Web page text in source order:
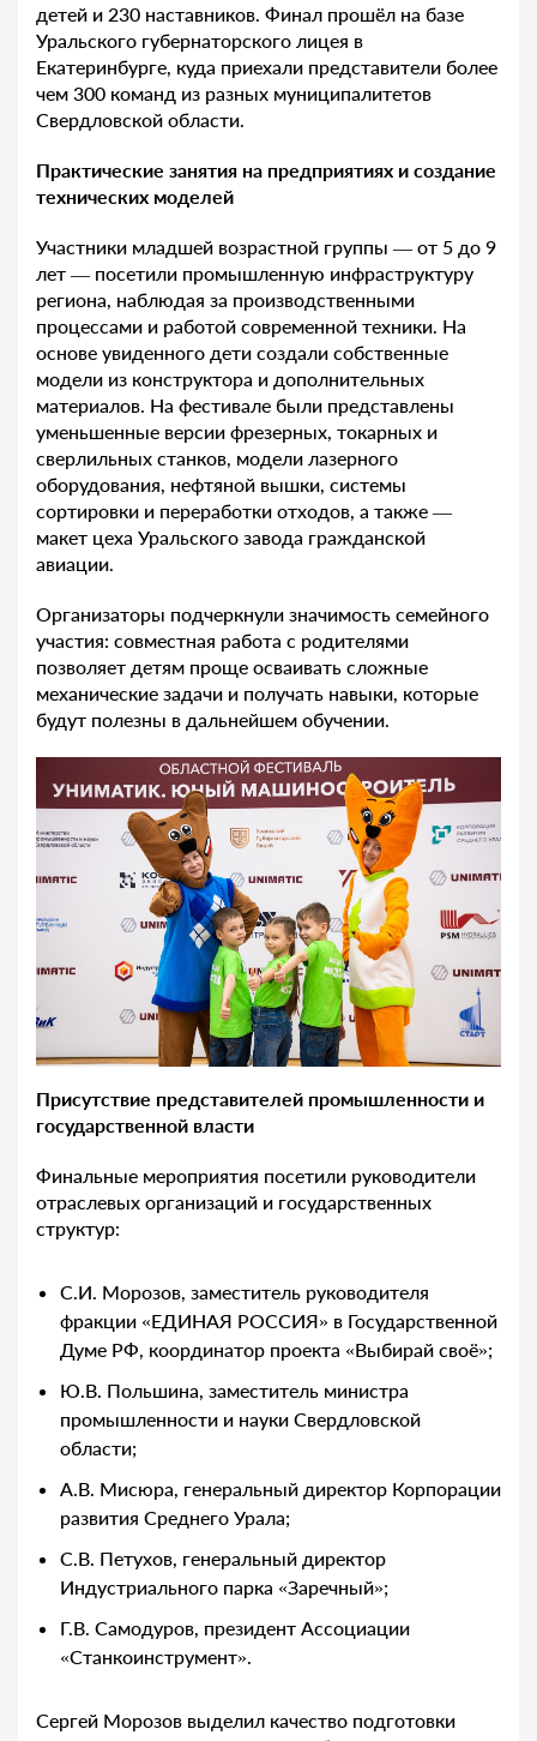
детей и 230 наставников. Финал прошёл на базе
Уральского губернаторского лицея в
Екатеринбурге, куда приехали представители более
чем 300 команд из разных муниципалитетов
Свердловской области.
Практические занятия на предприятиях и создание
технических моделей
Участники младшей возрастной группы — от 5 до 9
лет — посетили промышленную инфраструктуру
региона, наблюдая за производственными
процессами и работой современной техники. На
основе увиденного дети создали собственные
модели из конструктора и дополнительных
материалов. На фестивале были представлены
уменьшенные версии фрезерных, токарных и
сверлильных станков, модели лазерного
оборудования, нефтяной вышки, системы
сортировки и переработки отходов, а также —
макет цеха Уральского завода гражданской
авиации.
Организаторы подчеркнули значимость семейного
участия: совместная работа с родителями
позволяет детям проще осваивать сложные
механические задачи и получать навыки, которые
будут полезны в дальнейшем обучении.
Присутствие представителей промышленности и
государственной власти
Финальные мероприятия посетили руководители
отраслевых организаций и государственных
структур:
С.И. Морозов, заместитель руководителя
фракции «ЕДИНАЯ РОССИЯ» в Государственной
Думе РФ, координатор проекта «Выбирай своё»;
Ю.В. Польшина, заместитель министра
промышленности и науки Свердловской
области;
А.В. Мисюра, генеральный директор Корпорации
развития Среднего Урала;
С.В. Петухов, генеральный директор
Индустриального парка «Заречный»;
Г.В. Самодуров, президент Ассоциации
«Станкоинструмент».
Сергей Морозов выделил качество подготовки